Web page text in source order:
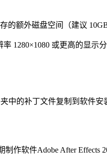
的额外磁盘空间（建议 10GB
率 1280×1080 或更高的显示
中的补丁文件复制到软件安
制作软件Adobe After Effects